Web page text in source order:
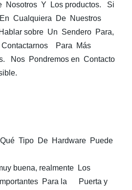
Nosotros Y Los productos. Si
Cualquiera De Nuestros
sobre Un Sendero Para,
Para Más
Nos Pondremos en Contacto
Tipo De Hardware Puede
buena, realmente Los
Para la Puerta y